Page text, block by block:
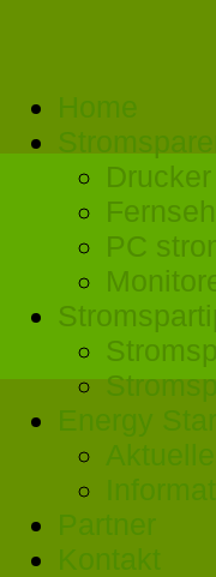
PC
Energy Star
Partner
Kontakt